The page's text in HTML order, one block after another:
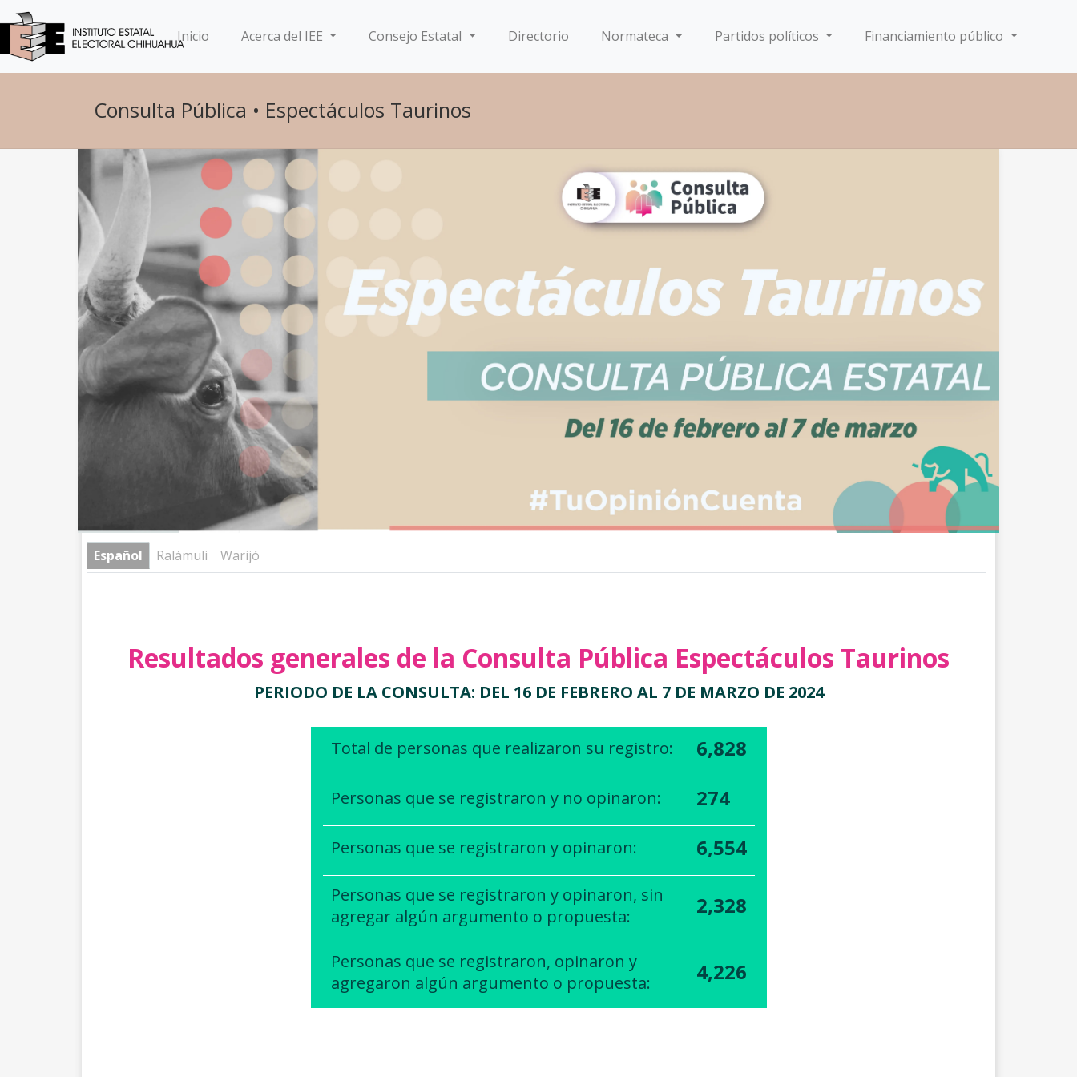
Inicio(current)Acerca del IEE Consejo Estatal Directorio Normateca Partidos políticos Financiamiento público
Consulta Pública • Espectáculos Taurinos
Español Ralámuli Warijó
Resultados generales de la Consulta Pública Espectáculos Taurinos
PERIODO DE LA CONSULTA: DEL 16 DE FEBRERO AL 7 DE MARZO DE 2024
Total de personas que realizaron su registro: 6,828
Personas que se registraron y no opinaron: 274
Personas que se registraron y opinaron: 6,554
Personas que se registraron y opinaron, sin
agregar algún argumento o propuesta:
2,328
Personas que se registraron, opinaron y
agregaron algún argumento o propuesta:
4,226